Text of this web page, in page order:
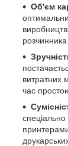
Об'єм
витратних
час